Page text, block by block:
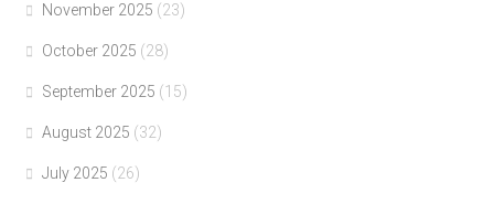
November 2025 (23)
October 2025 (28)
September 2025 (15)
August 2025 (32)
July 2025 (26)